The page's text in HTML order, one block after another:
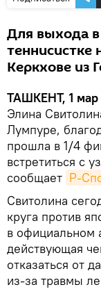
Для выхода в
теннисистке
Керкхове из
ТАШКЕНТ, 1
Элина
Лумпуре,
прошла в 1/4
встретиться с
сообщает Р-
Свитолина
круга против
в официальном
действующая
отказаться от
из-за травмы